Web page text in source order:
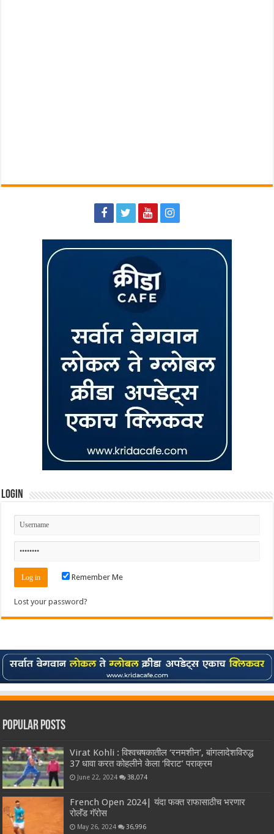
Login
Remember Me
Lost your password?
Popular Posts
Virat Kohli : विश्वचषकातील ‘रनमशीन’, बांगलादेशविरुद्ध
37 धावा करत कोहलीने केला ‘विराट’ पराक्रम
June 22, 2024 38,074
French Open 2024| यंदा फक्त राफासाठीच भरणार
रोलॅंड गॅरोस
May 26, 2024 36,996